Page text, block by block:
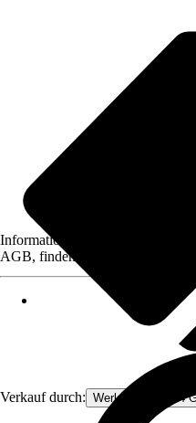
Verkauf durch: Werkzeugstore24
Informationen des Verkäufers,
AGB, finden Sie bei Klick auf